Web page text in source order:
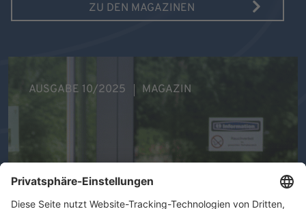
ZU DEN MAGAZINEN
AUSGABE 10/2025 MAGAZIN